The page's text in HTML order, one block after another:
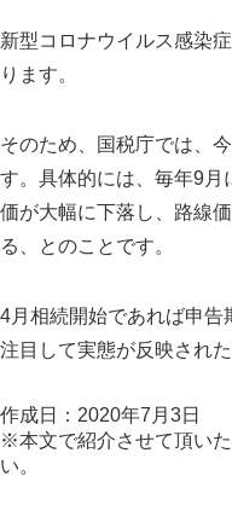
新型コロナウイルス感染
ります。
そのため、国税庁では、
す。具体的には、毎年9月
価が大幅に下落し、路線
る、とのことです。
4月相続開始であれば申告
注目して実態が反映され
作成日：2020年7月3日
※本文で紹介させて頂い
い。